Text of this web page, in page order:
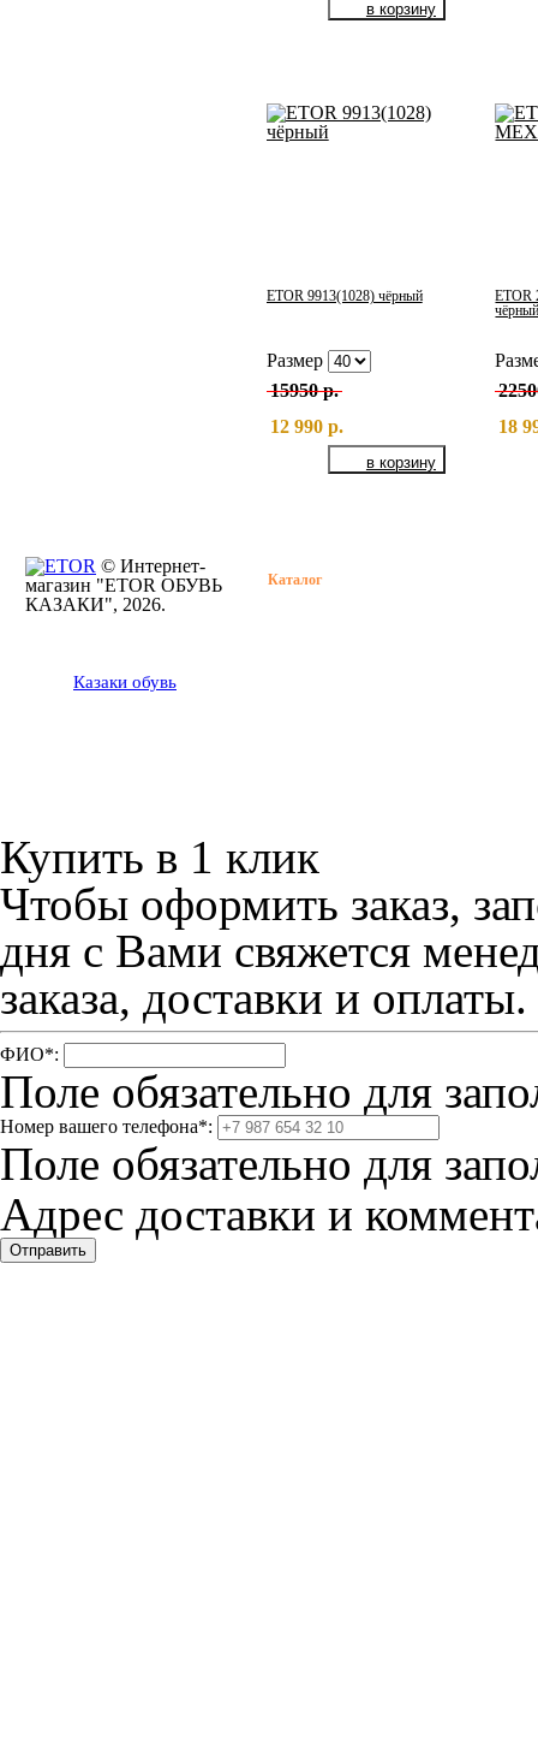
ETOR 9913(1028) чёрный
Размер
15950 р.
12 990 р.
18
© Интернет-
магазин "ETOR ОБУВЬ
КАЗАКИ", 2026.
Казаки обувь
Каталог
Купить в 1 клик
Чтобы оформить заказ,
дня с Вами свяжется
заказа, доставки и оплаты.
ФИО*:
Поле обязательно для
Номер вашего телефона*:
Поле обязательно для
Адрес доставки и